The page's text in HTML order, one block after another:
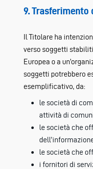
9. Trasferimento
Il Titolare ha
verso soggetti
Europea o a
soggetti potrebbero
esemplificativo, da:
le società di
attività di
le società che
le società che
i fornitori di